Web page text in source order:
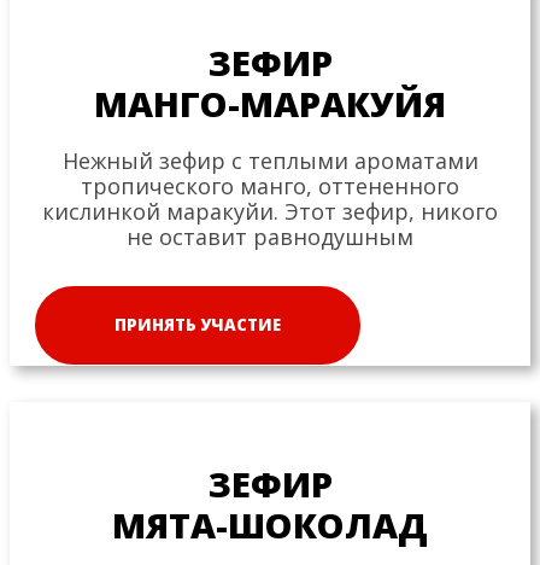
ЗЕФИР
МАНГО-МАРАКУЙЯ
Нежный зефир с теплыми ароматами
тропического манго, оттененного
кислинкой маракуйи. Этот зефир, никого
не оставит равнодушным
ПРИНЯТЬ УЧАСТИЕ
ЗЕФИР
МЯТА-ШОКОЛАД